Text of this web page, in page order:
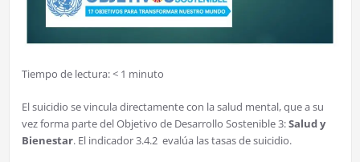
Tiempo de lectura:< 1 minuto
El suicidio se vincula directamente con la salud mental, que a su
vez forma parte del Objetivo de Desarrollo Sostenible 3:Salud y
Bienestar. El indicador 3.4.2 evalúa las tasas de suicidio.